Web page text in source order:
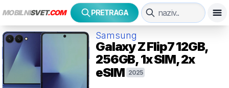
MOBILNISVET.COM PRETRAGA
Samsung
Galaxy Z Flip712GB,
256GB, 1x SIM, 2x
eSIM 2025